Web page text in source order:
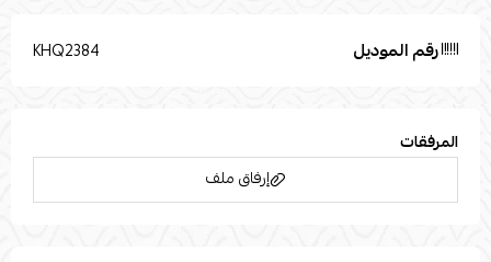
رقم الموديل KHQ2384
المرفقات
إرفاق ملف